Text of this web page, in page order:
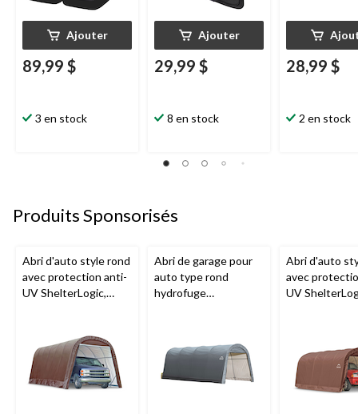
Ajouter
89,99 $
3 en stock
Ajouter
29,99 $
8 en stock
28,99 $
2 en stock
Produits Sponsorisés
Abri d'auto style rond
avec protection anti-
UV ShelterLogic,
Abri de garage pour
auto type rond
hydrofuge
Abri d'auto
avec
UV